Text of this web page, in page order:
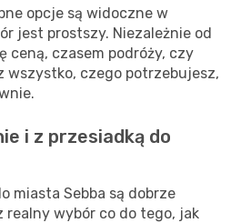
opcje są widoczne w
jest prostszy. Niezależnie od
ceną, czasem podróży, czy
wszystko, czego potrzebujesz,
i z przesiadką do
miasta Sebba są dobrze
realny wybór co do tego, jak